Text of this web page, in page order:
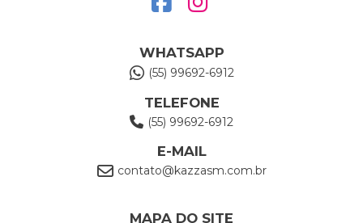
WHATSAPP
(55) 99692-6912
TELEFONE
(55) 99692-6912
E-MAIL
contato@kazzasm.com.br
MAPA DO SITE